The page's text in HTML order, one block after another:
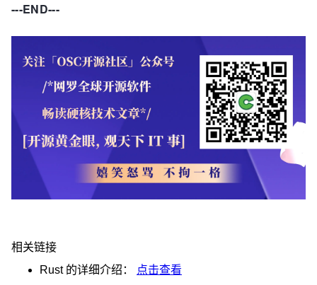
---END---
相关链接
Rust的详细介绍：
点击查看